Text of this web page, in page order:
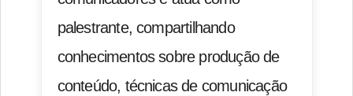
palestrante, compartilhando
conhecimentos sobre produção de
conteúdo, técnicas de comunicação